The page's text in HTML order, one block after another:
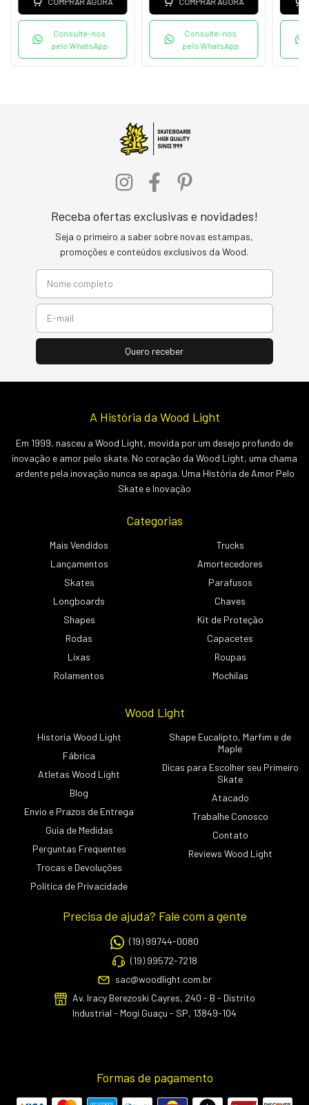
Consulte-nos
pelo WhatsApp
Consulte-nos
pelo WhatsApp
Receba ofertas exclusivas e novidades!
Seja o primeiro a saber sobre novas estampas,
promoções e conteúdos exclusivos da Wood.
A História da Wood Light
Em 1999, nasceu a Wood Light, movida por um desejo profundo de
inovação e amor pelo skate. No coração da Wood Light, uma chama
ardente pela inovação nunca se apaga. Uma História de Amor Pelo
Skate e Inovação
Categorias
Mais Vendidos
Lançamentos
Skates
Longboards
Shapes
Rodas
Lixas
Rolamentos
Trucks
Amortecedores
Parafusos
Chaves
Kit de Proteção
Capacetes
Roupas
Mochilas
Wood Light
Historia Wood Light
Fábrica
Atletas Wood Light
Blog
Envio e Prazos de Entrega
Guia de Medidas
Perguntas Frequentes
Trocas e Devoluções
Política de Privacidade
Shape Eucalipto, Marfim e de
Maple
Dicas para Escolher seu Primeiro
Skate
Atacado
Trabalhe Conosco
Contato
Reviews Wood Light
Precisa de ajuda? Fale com a gente
(19) 99744-0080
(19) 99572-7218
sac@woodlight.com.br
Av. Iracy Berezoski Cayres, 240 - B - Distrito
Industrial - Mogi Guaçu - SP, 13849-104
Formas de pagamento